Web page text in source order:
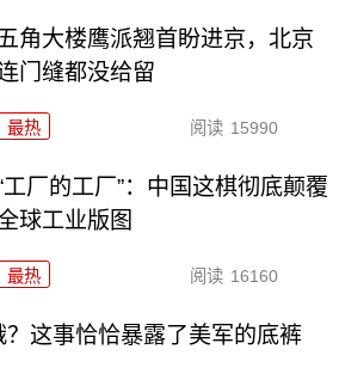
五角大楼鹰派翘首盼进京，北京
门缝都没给留
最热 阅读 15990
工厂的工厂”：中国这棋彻底颠覆
球工业版图
最热 阅读 16160
？这事恰恰暴露了美军的底裤